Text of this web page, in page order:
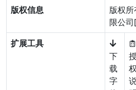
版权信息
版权
限公
扩展工具
下
载
字
授
权